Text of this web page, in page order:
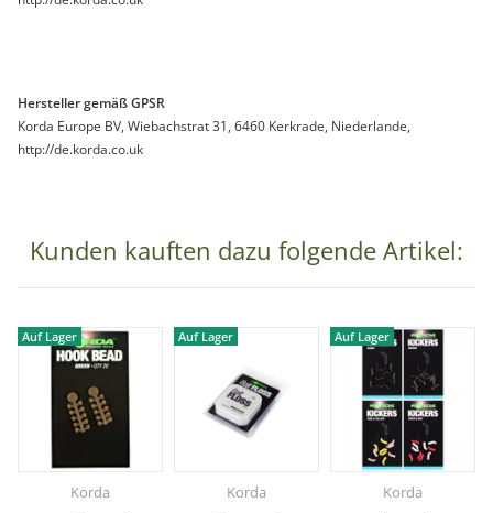
Hersteller gemäß GPSR
Korda Europe BV, Wiebachstrat 31, 6460 Kerkrade, Niederlande,
http://de.korda.co.uk
Kunden kauften dazu folgende Artikel:
Auf Lager
Korda
Auf Lager
Korda
Auf Lager
Korda